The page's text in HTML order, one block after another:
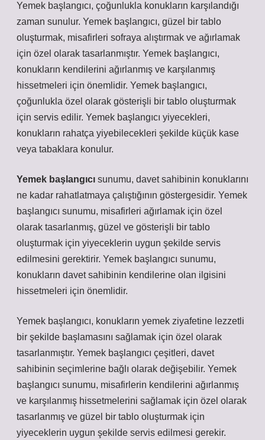
Yemek başlangıcı, çoğunlukla konukların karşılandığı
zaman sunulur. Yemek başlangıcı, güzel bir tablo
oluşturmak, misafirleri sofraya alıştırmak ve ağırlamak
için özel olarak tasarlanmıştır. Yemek başlangıcı,
konukların kendilerini ağırlanmış ve karşılanmış
hissetmeleri için önemlidir. Yemek başlangıcı,
çoğunlukla özel olarak gösterişli bir tablo oluşturmak
için servis edilir. Yemek başlangıcı yiyecekleri,
konukların rahatça yiyebilecekleri şekilde küçük kase
veya tabaklara konulur.
Yemek başlangıcı sunumu, davet sahibinin konuklarını
ne kadar rahatlatmaya çalıştığının göstergesidir. Yemek
başlangıcı sunumu, misafirleri ağırlamak için özel
olarak tasarlanmış, güzel ve gösterişli bir tablo
oluşturmak için yiyeceklerin uygun şekilde servis
edilmesini gerektirir. Yemek başlangıcı sunumu,
konukların davet sahibinin kendilerine olan ilgisini
hissetmeleri için önemlidir.
Yemek başlangıcı, konukların yemek ziyafetine lezzetli
bir şekilde başlamasını sağlamak için özel olarak
tasarlanmıştır. Yemek başlangıcı çeşitleri, davet
sahibinin seçimlerine bağlı olarak değişebilir. Yemek
başlangıcı sunumu, misafirlerin kendilerini ağırlanmış
ve karşılanmış hissetmelerini sağlamak için özel olarak
tasarlanmış ve güzel bir tablo oluşturmak için
yiyeceklerin uygun şekilde servis edilmesi gerekir.